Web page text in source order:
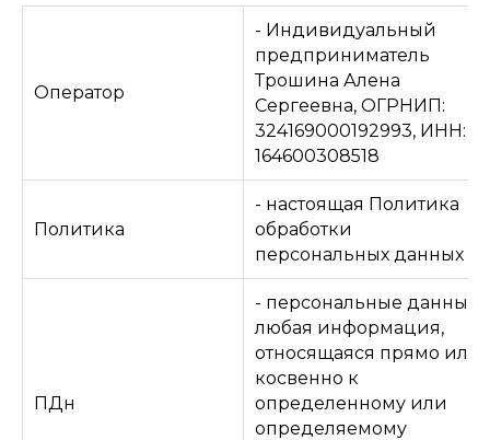
Оператор
- Индивидуальный
предприниматель
Трошина Алена
Сергеевна, ОГРНИП:
324169000192993, ИНН:
164600308518
Политика
- настоящая Политика
обработки
персональных данных
ПДн
- персональные данные:
любая информация,
относящаяся прямо или
косвенно к
определенному или
определяемому